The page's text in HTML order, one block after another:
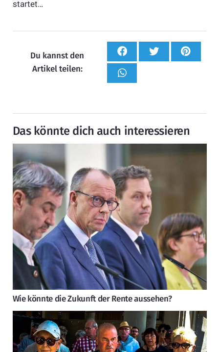
startet…
Du kannst den
Artikel teilen:
Das könnte dich auch interessieren
Wie könnte die Zukunft der Rente aussehen?